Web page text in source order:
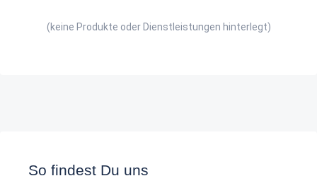
(keine Produkte oder Dienstleistungen hinterlegt)
So findest Du uns